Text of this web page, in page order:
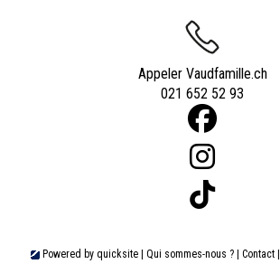
Appeler Vaudfamille.ch
021 652 52 93
Powered by quicksite | Qui sommes-nous ?| Contact|